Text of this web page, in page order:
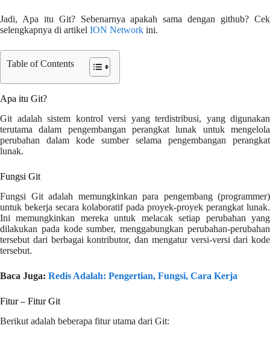
Jadi, Apa itu Git? Sebenarnya apakah sama dengan github? Cek
selengkapnya di artikel ION Network ini.
Table of Contents
Apa itu Git?
Git adalah sistem kontrol versi yang terdistribusi, yang digunakan
terutama dalam pengembangan perangkat lunak untuk mengelola
perubahan dalam kode sumber selama pengembangan perangkat
lunak.
Fungsi Git
Fungsi Git adalah memungkinkan para pengembang (programmer)
untuk bekerja secara kolaboratif pada proyek-proyek perangkat lunak.
Ini memungkinkan mereka untuk melacak setiap perubahan yang
dilakukan pada kode sumber, menggabungkan perubahan-perubahan
tersebut dari berbagai kontributor, dan mengatur versi-versi dari kode
tersebut.
Baca Juga: Redis Adalah: Pengertian, Fungsi, Cara Kerja
Fitur – Fitur Git
Berikut adalah beberapa fitur utama dari Git: